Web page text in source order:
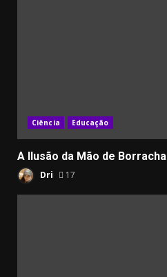
Ciência Educação
A Ilusão da Mão de Borracha
Dri 17